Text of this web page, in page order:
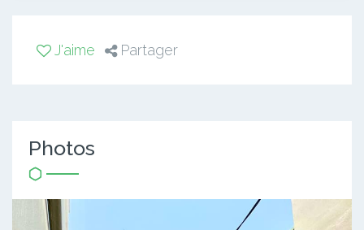
J'aime Partager
Photos